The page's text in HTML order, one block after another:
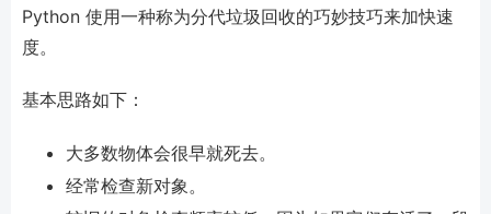
Python 使用一种称为分代垃圾回收的巧妙技巧来加快速
度。
基本思路如下：
大多数物体会很早就死去。
经常检查新对象。